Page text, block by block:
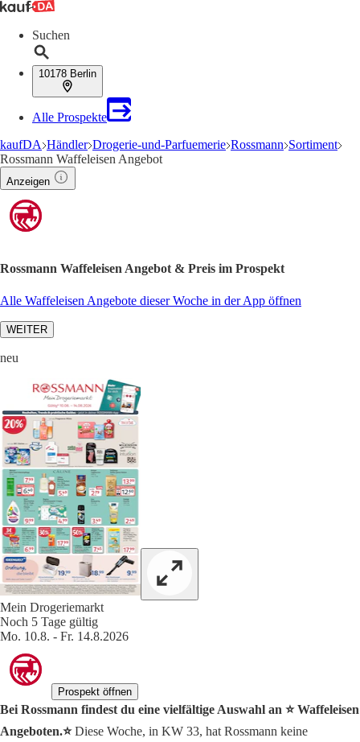
Suchen
10178 Berlin
Alle Prospekte
kaufDA Händler Drogerie-und-Parfuemerie Rossmann Sortiment
Rossmann Waffeleisen Angebot
Anzeigen
Rossmann Waffeleisen Angebot & Preis im Prospekt
Alle Waffeleisen Angebote dieser Woche in der App öffnen
WEITER
neu
Mein Drogeriemarkt
Noch 5 Tage gültig
Mo. 10.8. - Fr. 14.8.2026
Prospekt öffnen
Bei Rossmann findest du eine vielfältige Auswahl an ⭐️ Waffeleisen
Angeboten.⭐️Diese Woche, in KW 33, hat Rossmann keine